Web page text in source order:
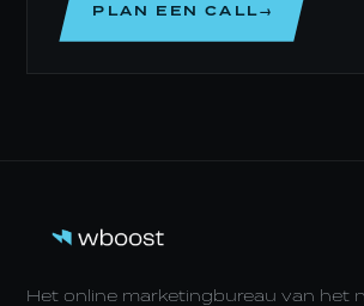
PLAN EEN CALL→
Het online marketingbureau van het